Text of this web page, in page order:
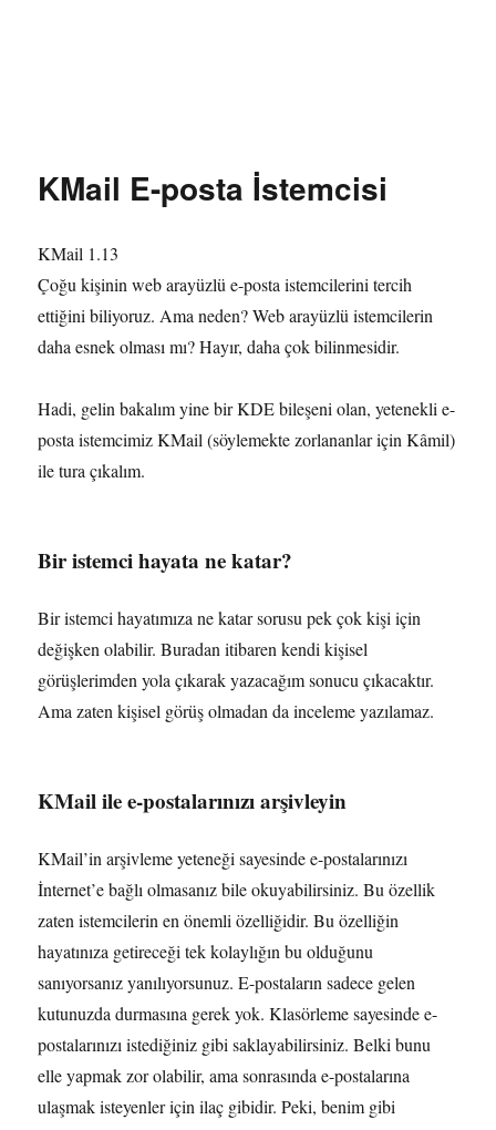
KMail E-posta İstemcisi
KMail 1.13
Çoğu kişinin web arayüzlü e-posta istemcilerini tercih
ettiğini biliyoruz. Ama neden? Web arayüzlü istemcilerin
daha esnek olması mı? Hayır, daha çok bilinmesidir.
Hadi, gelin bakalım yine bir KDE bileşeni olan, yetenekli e-
posta istemcimiz KMail (söylemekte zorlananlar için Kâmil)
ile tura çıkalım.
Bir istemci hayata ne katar?
Bir istemci hayatımıza ne katar sorusu pek çok kişi için
değişken olabilir. Buradan itibaren kendi kişisel
görüşlerimden yola çıkarak yazacağım sonucu çıkacaktır.
Ama zaten kişisel görüş olmadan da inceleme yazılamaz.
KMail ile e-postalarınızı arşivleyin
KMail’in arşivleme yeteneği sayesinde e-postalarınızı
İnternet’e bağlı olmasanız bile okuyabilirsiniz. Bu özellik
zaten istemcilerin en önemli özelliğidir. Bu özelliğin
hayatınıza getireceği tek kolaylığın bu olduğunu
sanıyorsanız yanılıyorsunuz. E-postaların sadece gelen
kutunuzda durmasına gerek yok. Klasörleme sayesinde e-
postalarınızı istediğiniz gibi saklayabilirsiniz. Belki bunu
elle yapmak zor olabilir, ama sonrasında e-postalarına
ulaşmak isteyenler için ilaç gibidir. Peki, benim gibi